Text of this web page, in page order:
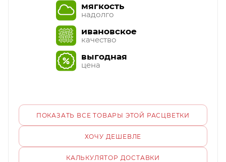
мягкость
надолго
ивановское
качество
выгодная
цена
ПОКАЗАТЬ ВСЕ ТОВАРЫ ЭТОЙ РАСЦВЕТКИ
ХОЧУ ДЕШЕВЛЕ
КАЛЬКУЛЯТОР ДОСТАВКИ